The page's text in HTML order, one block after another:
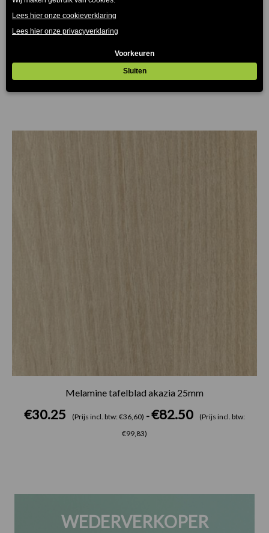
€30.25 (Prijs incl. btw: €36,60) €82.50
Melamine tafelblad akazia 25mm
€30.25 (Prijs incl. btw: €36,60) -€82.50
(Prijs incl. btw:
€99,83)
WEDERVERKOPER